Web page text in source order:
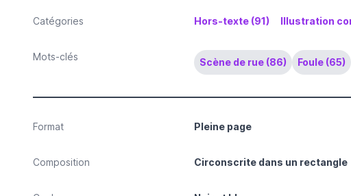
Catégories Hors-texte (91) Illustration
Mots-clés Scène de rue (86) Foule (65)
Format Pleine page
Composition Circonscrite dans un rectangle